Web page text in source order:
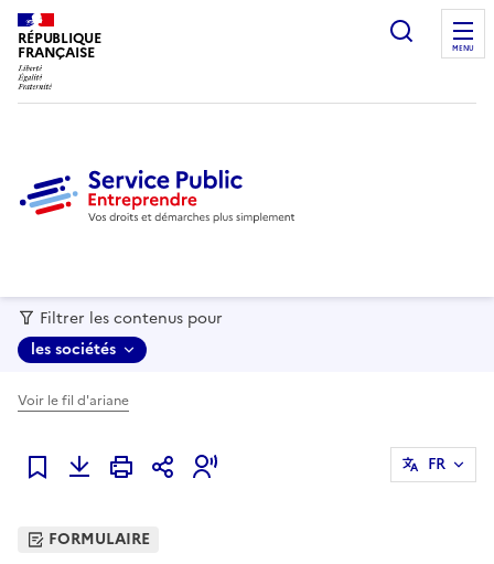
RÉPUBLIQUE
FRANÇAISE MENU
Filtrer les contenus pour
les sociétés
Voir le fil d'ariane
Ajouter à mes favoris
FR
FORMULAIRE